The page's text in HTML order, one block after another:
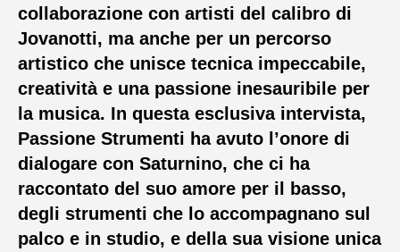
collaborazione con artisti del calibro di
Jovanotti, ma anche per un percorso
artistico che unisce tecnica impeccabile,
creatività e una passione inesauribile per
la musica. In questa esclusiva intervista,
Passione Strumenti ha avuto l’onore di
dialogare con Saturnino, che ci ha
raccontato del suo amore per il basso,
degli strumenti che lo accompagnano sul
palco e in studio, e della sua visione unica